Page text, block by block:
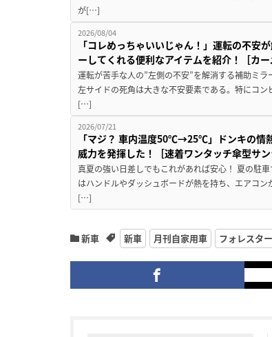
が[…]
2026/08/04
「コレめっちゃいいじゃん！」運転の不安
ーしてくれる便利なアイテムを紹介！［カ
運転が苦手な人の”左側の不安”を解消する補助ミラ
左サイドの死角は大きな不安要素である。特にコ
[…]
2026/07/21
「マジ？ 車内温度50℃→25℃」ドンキの情
威力を発揮した！［速着ワンタッチ傘型サン
真夏の強い日差しでもこれがあれば安心！ 夏の駐
はハンドルやダッシュボードが熱を持ち、エアコ
[…]
新車 新車 月刊自家用車 フォレスター